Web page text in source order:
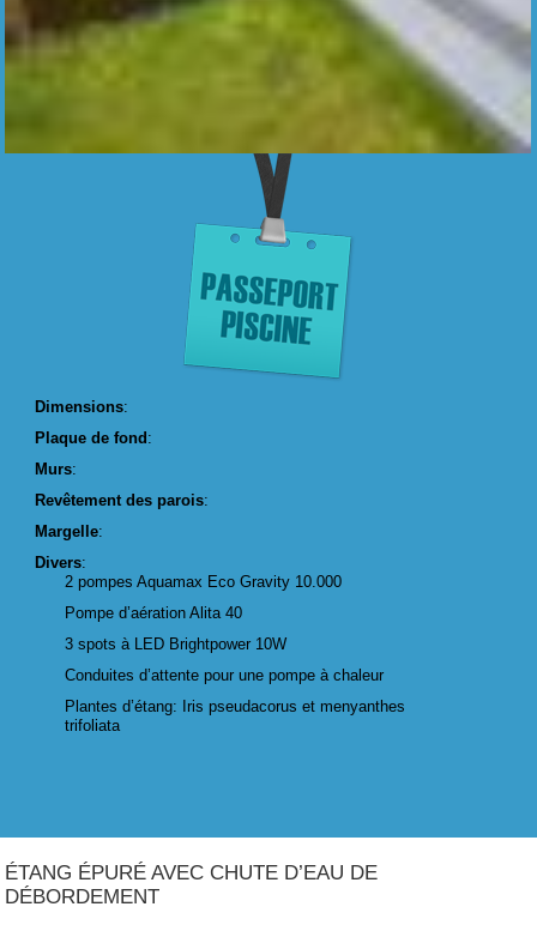
Dimensions:
Plaque de fond :
Murs:
Revêtement des parois:
Margelle:
Divers:
2 pompes Aquamax Eco Gravity 10.000
Pompe d’aération Alita 40
3 spots à LED Brightpower 10W
Conduites d’attente pour une pompe à chaleur
Plantes d’étang: Iris pseudacorus et menyanthes
trifoliata
ÉTANG ÉPURÉ AVEC CHUTE D’EAU DE
DÉBORDEMENT